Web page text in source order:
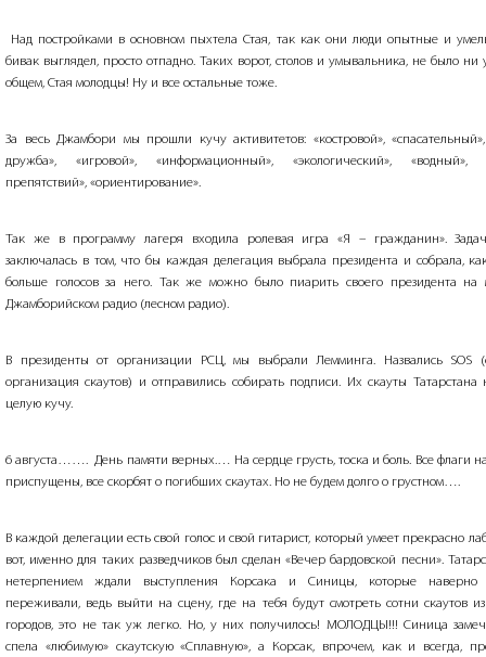
Над постройками в основном пыхтела Стая, так как они люди опытные и
бивак выглядел, просто отпадно. Таких ворот, столов и умывальника, не было ни
общем, Стая молодцы! Ну и все остальные тоже.
За весь Джамбори мы прошли кучу активитетов: «костровой»,
дружба», «игровой», «информационный», «экологический», «водный»,
препятствий», «ориентирование».
Так же в программу лагеря входила ролевая игра «Я – гражданин».
заключалась в том, что бы каждая делегация выбрала президента и собрала,
больше голосов за него. Так же можно было пиарить своего президента на
Джамборийском радио (лесном радио).
В президенты от организации РСЦ, мы выбрали Лемминга. Назвались SOS
организация скаутов) и отправились собирать подписи. Их скауты Татарстана
целую кучу.
6 августа……. День памяти верных.… На сердце грусть, тоска и боль. Все флаги
приспущены, все скорбят о погибших скаутах. Но не будем долго о грустном….
В каждой делегации есть свой голос и свой гитарист, который умеет прекрасно
вот, именно для таких разведчиков был сделан «Вечер бардовской песни».
нетерпением ждали выступления Корсака и Синицы, которые наверно
переживали, ведь выйти на сцену, где на тебя будут смотреть сотни скаутов
городов, это не так уж легко. Но, у них получилось! МОЛОДЦЫ!!! Синица
спела «любимую» скаутскую «Сплавную», а Корсак, впрочем, как и всегда,